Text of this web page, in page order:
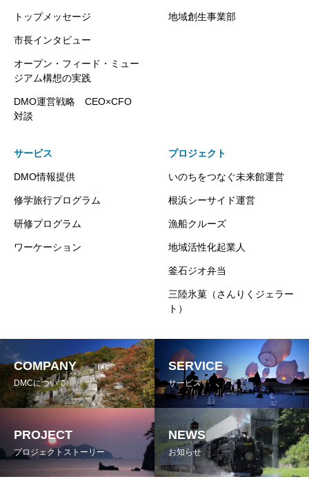
トップメッセージ
市長インタビュー
オープン・フィード・ミュー
ジアム構想の実践
DMO運営戦略 CEO×CFO
対談
地域創生事業部
サービス
DMO情報提供
修学旅行プログラム
研修プログラム
ワーケーション
プロジェクト
いのちをつなぐ未来館運営
根浜シーサイド運営
漁船クルーズ
地域活性化起業人
釜石ジオ弁当
三陸氷菓（さんりくジェラー
ト）
COMPANY
DMCについて
SERVICE
サービス
PROJECT
プロジェクトストーリー
NEWS
お知らせ